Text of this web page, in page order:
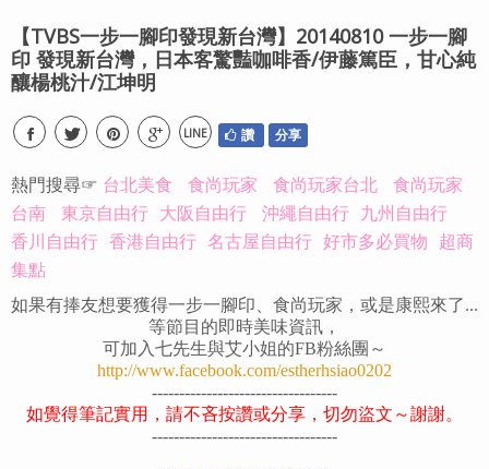
【TVBS一步一腳印發現新台灣】20140810 一步一腳
印 發現新台灣，日本客驚豔咖啡香/伊藤篤臣，甘心純
釀楊桃汁/江坤明
LINE 讚 分享
熱門搜尋☞ 台北美食 食尚玩家 食尚玩家台北
食尚玩家
台南
東京自由行 大阪自由行 沖繩自由行 九州自由行
香川自由行 香港自由行 名古屋自由行 好市多必買物 超商
集點
如果有捧友想要獲得一步一腳印、食尚玩家，或是康熙來了...
等節目的即時美味資訊，
可加入七先生與艾小姐的FB粉絲團～
http://www.facebook.com/estherhsiao0202
----------------------------------
如覺得筆記實用，請不吝按讚或分享，切勿盜文～謝謝。
----------------------------------